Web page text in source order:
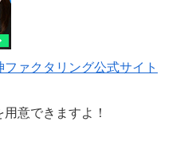
ァクタリング公式サイト
意できますよ！